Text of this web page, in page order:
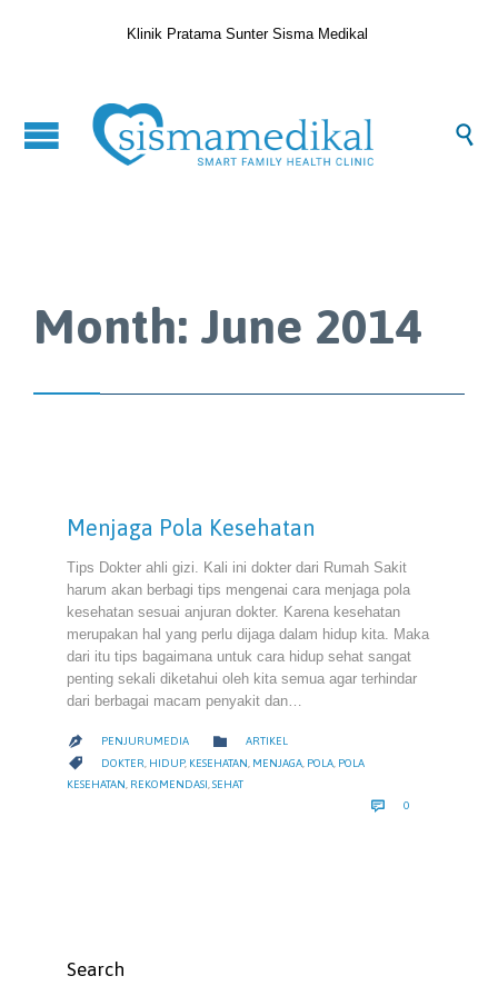
Klinik Pratama Sunter Sisma Medikal

Month: June 2014
Menjaga Pola Kesehatan
Tips Dokter ahli gizi. Kali ini dokter dari Rumah Sakit
harum akan berbagi tips mengenai cara menjaga pola
kesehatan sesuai anjuran dokter. Karena kesehatan
merupakan hal yang perlu dijaga dalam hidup kita. Maka
dari itu tips bagaimana untuk cara hidup sehat sangat
penting sekali diketahui oleh kita semua agar terhindar
dari berbagai macam penyakit dan…
 PENJURUMEDIA  CATEGORY
ARTIKEL
 CATEGORY
DOKTER HIDUP, KESEHATAN MENJAGA POLA POLA
KESEHATAN REKOMENDASI SEHAT
 0
Search